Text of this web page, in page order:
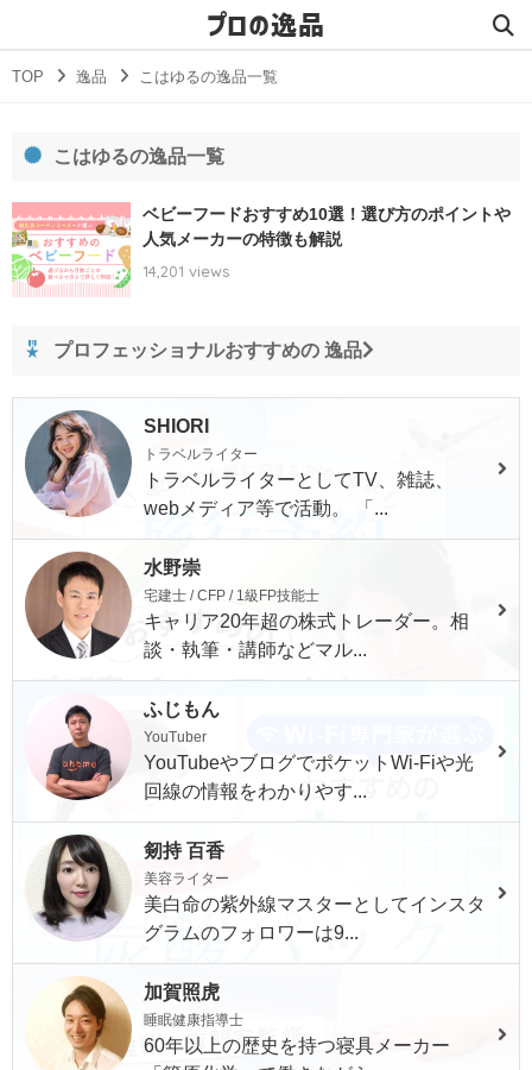
プロの逸品
TOP 逸品 こはゆるの逸品一覧
こはゆるの逸品一覧
ベビーフードおすすめ10選！選び方のポイントや
人気メーカーの特徴も解説
14,201 views
プロフェッショナルおすすめの 逸品
SHIORI
トラベルライター
トラベルライターとしてTV、雑誌、
webメディア等で活動。 「...
水野崇
宅建士 / CFP / 1級FP技能士
キャリア20年超の株式トレーダー。相
談・執筆・講師などマル...
ふじもん
YouTuber
YouTubeやブログでポケットWi-Fiや光
回線の情報をわかりやす...
剱持 百香
美容ライター
美白命の紫外線マスターとしてインスタ
グラムのフォロワーは9...
加賀照虎
睡眠健康指導士
60年以上の歴史を持つ寝具メーカー